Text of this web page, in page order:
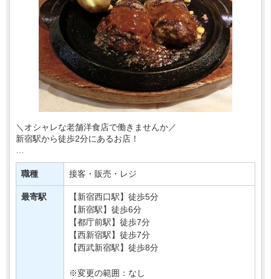
＼オシャレな老舗洋食店で働きませんか／
新宿駅から徒歩2分にあるお店！
あなたには洋食店にて
ホールのお仕事をお任せします！
ブランクがある方でも大丈夫！
丁寧な研修が行われるのでご安心ください^0^・・・
職種 接客・販売・レジ
最寄駅
【新宿西口駅】徒歩5分
【新宿駅】徒歩6分
【都庁前駅】徒歩7分
【西新宿駅】徒歩7分
【西武新宿駅】徒歩8分
※変更の範囲：なし